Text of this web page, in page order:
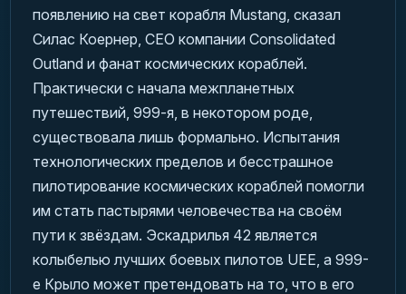
появлению на свет корабля Mustang, сказал
Силас Коернер, СЕО компании Consolidated
Outland и фанат космических кораблей.
Практически с начала межпланетных
путешествий, 999-я, в некотором роде,
существовала лишь формально. Испытания
технологических пределов и бесстрашное
пилотирование космических кораблей помогли
им стать пастырями человечества на своём
пути к звёздам. Эскадрилья 42 является
колыбелью лучших боевых пилотов UEE, а 999-
е Крыло может претендовать на то, что в его